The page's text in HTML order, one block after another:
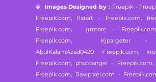
© Images Designed by : Freepik -
Freepik.com, flatart - Freepik.com,
Freepik.com, grmarc -
Freepik.com, Kjpargeter -
AbulKalamAzad0420 -Freepik.com,
Freepik.com, photoangel - Freepik.com,
Freepik.com, Rawpixel.com -